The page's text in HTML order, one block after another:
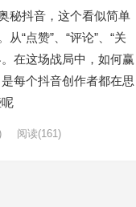
秘抖音，这个看似简单
“点赞”、“评论”、“关
在这场战局中，如何赢
每个抖音创作者都在思
阅读(161)